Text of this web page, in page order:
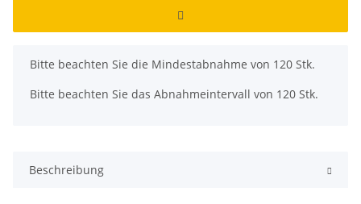
x
Bitte beachten Sie die Mindestabnahme von 120 Stk.
Bitte beachten Sie das Abnahmeintervall von 120 Stk.
Beschreibung